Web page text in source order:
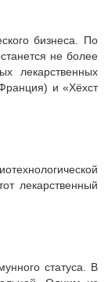
бизнеса. По
не более
лекарственных
и «Хёхст
лекарственный
статуса. В